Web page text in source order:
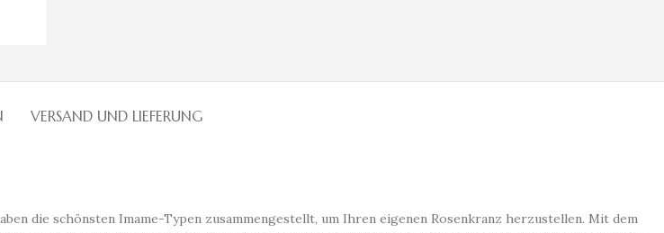
VERSAND UND LIEFERUNG
die schönsten Imame-Typen zusammengestellt, um Ihren eigenen Rosenkranz herzustellen. Mit dem